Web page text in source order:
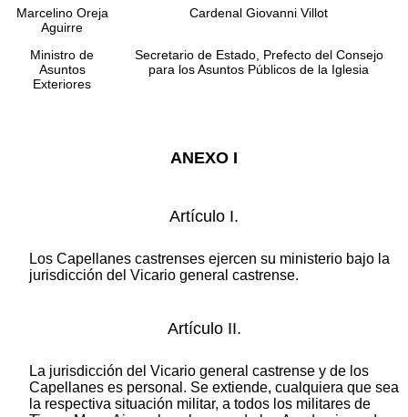
Marcelino Oreja
Aguirre
Cardenal Giovanni Villot
Ministro de
Asuntos
Exteriores
Secretario de Estado, Prefecto del Consejo
para los Asuntos Públicos de la Iglesia
ANEXO I
Artículo I.
Los Capellanes castrenses ejercen su ministerio bajo la
jurisdicción del Vicario general castrense.
Artículo II.
La jurisdicción del Vicario general castrense y de los
Capellanes es personal. Se extiende, cualquiera que sea
la respectiva situación militar, a todos los militares de